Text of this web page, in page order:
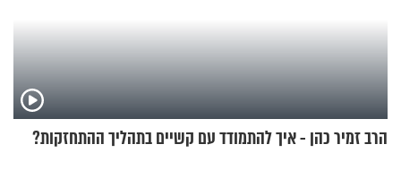
הרב זמיר כהן - איך להתמודד עם קשיים בתהליך ההתחזקות?